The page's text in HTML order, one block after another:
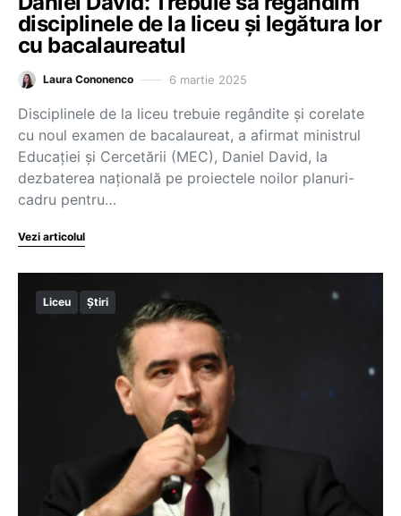
disciplinele de la liceu și legătura lor
cu bacalaureatul
Laura Cononenco 6 martie 2025
Disciplinele de la liceu trebuie regândite și corelate
cu noul examen de bacalaureat, a afirmat ministrul
Educației și Cercetării (MEC), Daniel David, la
dezbaterea națională pe proiectele noilor planuri-
cadru pentru…
Vezi articolul
Liceu Știri